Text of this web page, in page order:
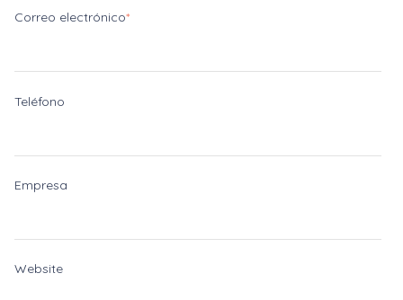
Correo electrónico*
Teléfono
Empresa
Website